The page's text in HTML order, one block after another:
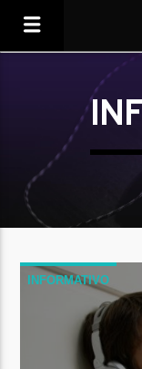
Tocando agora
INFORMATIVO